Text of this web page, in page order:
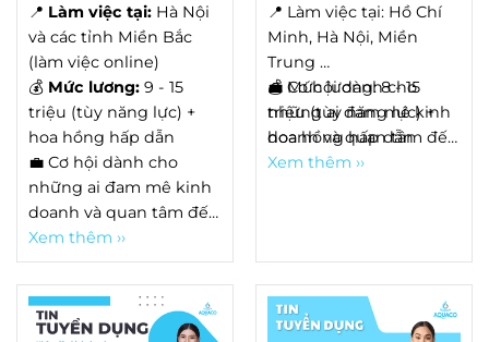
📍 Làm việc tại: Hà Nội
và các tỉnh Miền Bắc
(làm việc online)
💰 Mức lương: 9 - 15
triệu (tùy năng lực) +
hoa hồng hấp dẫn
💼 Cơ hội dành cho
những ai đam mê kinh
doanh và quan tâm đến
lĩnh vực môi trường!
Xem thêm ››
📍 Làm việc tại: Hồ Chí
Minh, Hà Nội, Miền
Trung
💰 Mức lương: 8 - 15
triệu (tùy năng lực) +
hoa hồng hấp dẫn
💼 Cơ hội dành cho
những ai đam mê kinh
doanh và quan tâm đến
lĩnh vực môi trường!
Xem thêm ››